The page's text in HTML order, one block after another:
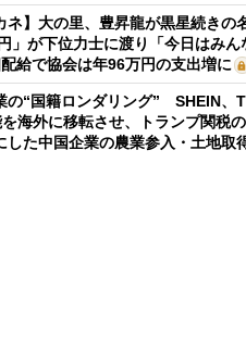
ネ】大の里、豊昇龍が黒星続きの
」が下位力士に渡り「今日はみん
給で協会は年96万円の支出増に
の“国籍ロンダリング” SHEIN、
海外に移転させ、トランプ関税
した中国企業の農業参入・土地取